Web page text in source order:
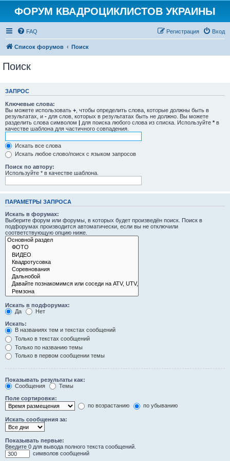
ФОРУМ КВАДРОЦИКЛИСТОВ УКРАИНЫ
FAQ Вход
Регистрация
Список форумов Поиск
Поиск
ЗАПРОС
Ключевые слова:
Вы можете использовать + , чтобы определить слова, которые должны быть в
результатах, и - для слов, которых в результатах быть не должно. Вы можете
разделить слова символом | для поиска любого слова из списка. Используйте * в
качестве шаблона для частичного совпадения.
Искать все слова
Искать любое слово/поиск с языком запросов
Поиск по автору:
Используйте * в качестве шаблона.
ПАРАМЕТРЫ ЗАПРОСА
Искать в форумах:
Выберите форум или форумы, в которых будет произведён поиск. Поиск в
подфорумах производится автоматически, если вы не отключили
соответствующую опцию ниже.
Искать в подфорумах:
Да
Нет
Искать:
В названиях тем и текстах сообщений
Только в текстах сообщений
Только по названию темы
Только в первом сообщении темы
Показывать результаты как:
Сообщения
Темы
Поле сортировки:
по возрастанию
по убыванию
Искать сообщения за:
Показывать первые:
Введите 0 для вывода полного текста сообщений.
символов сообщений